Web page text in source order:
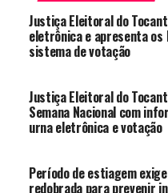
Justiça Eleitoral do
eletrônica e apresenta
sistema de votação
Justiça Eleitoral do
Semana Nacional com
urna eletrônica e votação
Período de estiagem
redobrada para prevenir